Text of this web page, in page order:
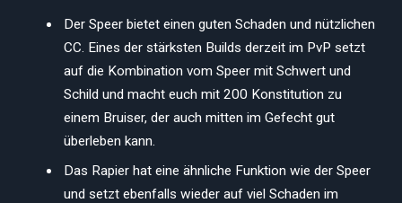
Der Speer bietet einen guten Schaden und nützlichen
CC. Eines der stärksten Builds derzeit im PvP setzt
auf die Kombination vom Speer mit Schwert und
Schild und macht euch mit 200 Konstitution zu
einem Bruiser, der auch mitten im Gefecht gut
überleben kann.
Das Rapier hat eine ähnliche Funktion wie der Speer
und setzt ebenfalls wieder auf viel Schaden im